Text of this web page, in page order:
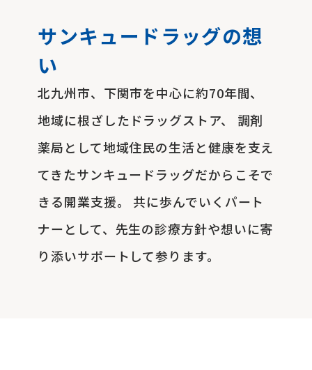
サンキュードラッグの想
い
北九州市、下関市を中心に約70年間、
地域に根ざしたドラッグストア、
調剤
薬局として地域住民の生活と健康を支え
てきたサンキュードラッグだからこそで
きる開業支援。
共に歩んでいくパート
ナーとして、先生の診療方針や想いに寄
り添いサポートして参ります。